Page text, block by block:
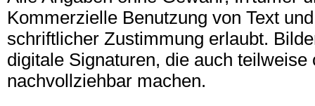
Kommerzielle Benutzung von Text
schriftlicher Zustimmung erlaubt.
digitale Signaturen, die auch
nachvollziehbar machen.